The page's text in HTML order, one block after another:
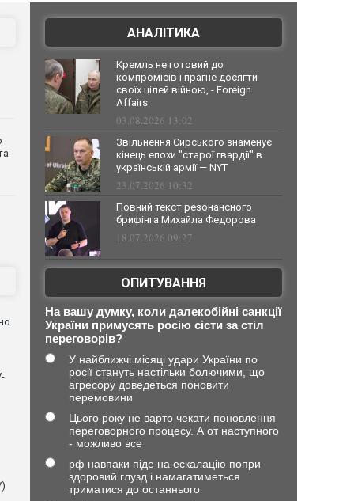
АНАЛІТИКА
Кремль не готовий до
компромісів і прагне досягти
своїх цілей війною, - Foreign
Affairs
03.08.2026 13:02
Звільнення Сирського знаменує
кінець епохи "старої гвардії" в
українській армії — NYT
23.07.2026 10:32
Повний текст резонансного
брифінга Михайла Федорова
18.07.2026 09:27
ОПИТУВАННЯ
На вашу думку, коли далекобійні санкції
України примусять росію сісти за стіл
переговорів?
У найближчі місяці удари України по
росії стануть настільки болючими, що
агресору доведеться поновити
перемовини
Цього року не варто чекати поновлення
переговорного процесу. А от наступного
- можливо все
рф навпаки піде на ескалацію попри
здоровий глузд і намагатиметься
триматися до останнього